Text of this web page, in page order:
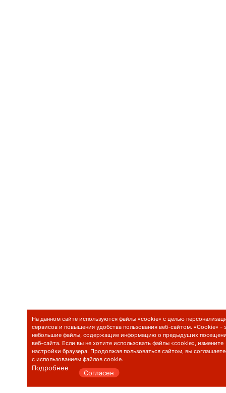
На данном сайте используются файлы «cookie» с целью
сервисов и повышения удобства пользования веб-сайтом. «Cookie» -
небольшие файлы, содержащие информацию о предыдущих
веб-сайта. Если вы не хотите использовать файлы «cookie», измените
настройки браузера. Продолжая пользоваться сайтом, вы
с использованием файлов cookie.
Подробнее
Согласен